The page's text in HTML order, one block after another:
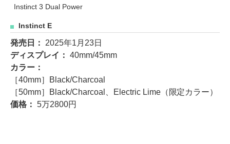
Instinct 3 Dual Power
Instinct E
発売日： 2025年1月23日
ディスプレイ： 40mm/45mm
カラー：
［40mm］Black/Charcoal
［50mm］Black/Charcoal、Electric Lime（限定カラー）
価格： 5万2800円